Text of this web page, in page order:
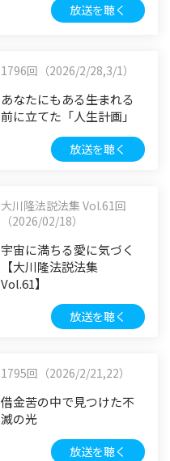
放送を聴く
1796回（2026/2/28,3/1）
あなたにもある――生まれる
前に立てた「人生計画」
放送を聴く
大川隆法説法集 Vol.61回
（2026/02/18）
宇宙に満ちる愛に気づく
【大川隆法説法集
Vol.61】
放送を聴く
1795回（2026/2/21,22）
借金苦の中で見つけた不
滅の光
放送を聴く